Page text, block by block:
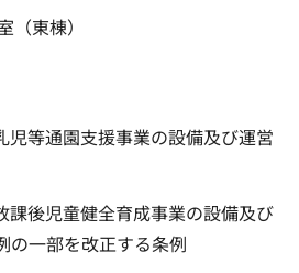
（東棟）
児等通園支援事業の設備及び運営
課後児童健全育成事業の設備及び
の一部を改正する条例